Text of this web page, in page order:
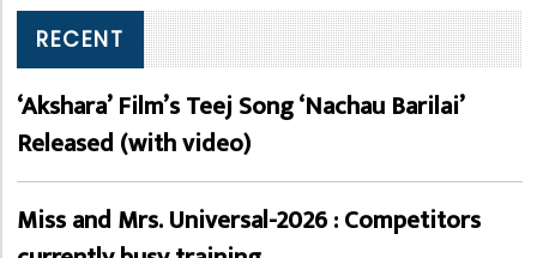
RECENT
‘Akshara’ Film’s Teej Song ‘Nachau Barilai’
Released (with video)
Miss and Mrs. Universal-2026 : Competitors